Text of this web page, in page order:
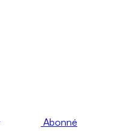
Abonné